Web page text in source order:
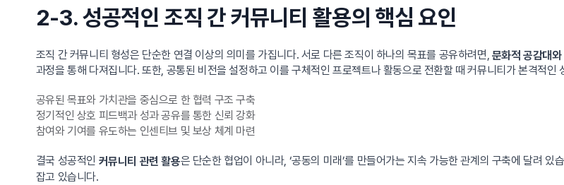
2-3. 성공적인 조직 간 커뮤니티 활용의 핵심 요인
조직 간 커뮤니티 형성은 단순한 연결 이상의 의미를 가집니다. 서로 다른 조직이 하나의 목표를 공유하려면, 문화적 공감대
과정을 통해 다져집니다. 또한, 공통된 비전을 설정하고 이를 구체적인 프로젝트나 활동으로 전환할 때 커뮤니티가 본격적인
공유된 목표와 가치관을 중심으로 한 협력 구조 구축
정기적인 상호 피드백과 성과 공유를 통한 신뢰 강화
참여와 기여를 유도하는 인센티브 및 보상 체계 마련
결국 성공적인 커뮤니티 관련 활용은 단순한 협업이 아니라, ‘공동의 미래’를 만들어가는 지속 가능한 관계의 구축에 달려
잡고 있습니다.